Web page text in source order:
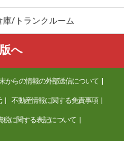
庫/トランクルーム
へ
からの情報の外部送信について
不動産情報に関する免責事項
税に関する表記について